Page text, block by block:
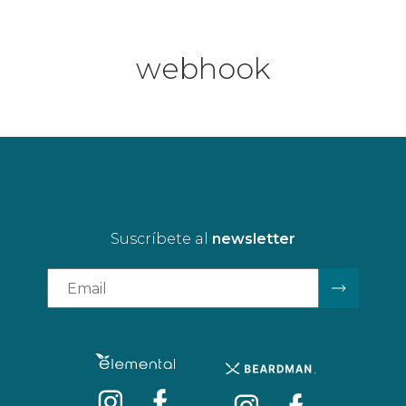
webhook
Suscríbete al newsletter